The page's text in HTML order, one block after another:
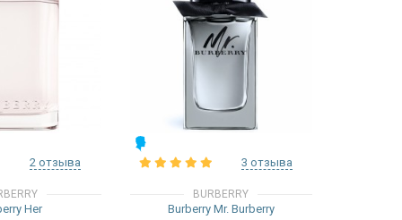
2 отзыва
Her
3 отзыва
BURBERRY
Burberry Mr. Burberry